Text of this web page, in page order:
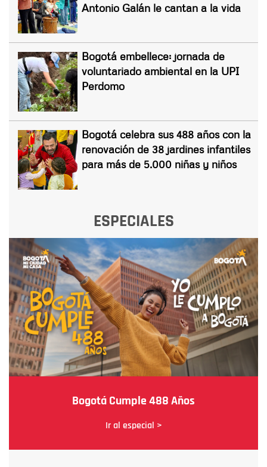
Antonio Galán le cantan a la vida
Bogotá embellece: jornada de
voluntariado ambiental en la UPI
Perdomo
Bogotá celebra sus 488 años con la
renovación de 38 jardines infantiles
para más de 5.000 niñas y niños
ESPECIALES
Bogotá Cumple 488 Años
Ir al especial >